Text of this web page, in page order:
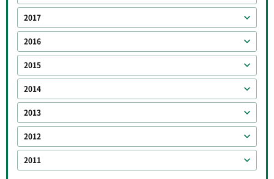
2017
2016
2015
2014
2013
2012
2011